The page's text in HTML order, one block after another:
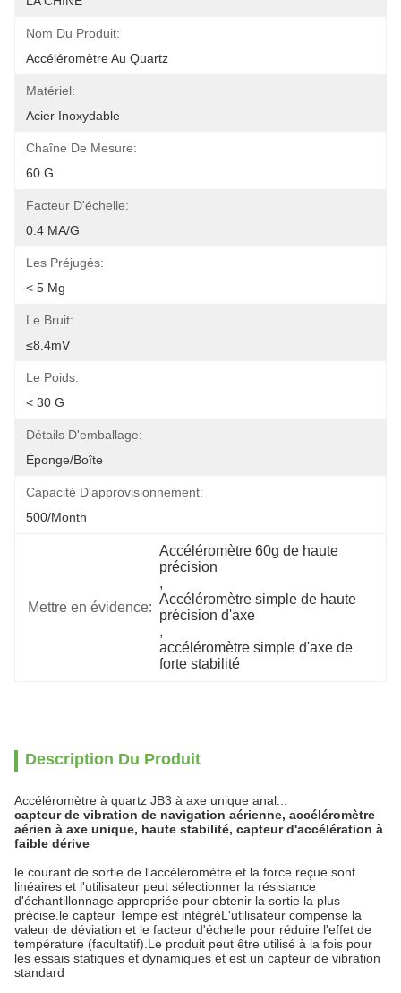
Nom Du Produit:
Accéléromètre Au Quartz
Matériel:
Acier Inoxydable
Chaîne De Mesure:
60 G
Facteur D'échelle:
0.4 MA/g
Les Préjugés:
< 5 Mg
Le Bruit:
≤8.4mV
Le Poids:
< 30 G
Détails D'emballage:
Éponge/boîte
Capacité D'approvisionnement:
500/month
Mettre en évidence:
Accéléromètre 60g de haute
précision
,
Accéléromètre simple de haute
précision d'axe
,
accéléromètre simple d'axe de
forte stabilité
Description Du Produit
Accéléromètre à quartz JB3 à axe unique anal...
capteur de vibration de navigation aérienne, accéléromètre
aérien à axe unique, haute stabilité, capteur d'accélération à
faible dérive
le courant de sortie de l'accéléromètre et la force reçue sont
linéaires et l'utilisateur peut sélectionner la résistance
d'échantillonnage appropriée pour obtenir la sortie la plus
précise.le capteur Tempe est intégréL'utilisateur compense la
valeur de déviation et le facteur d'échelle pour réduire l'effet de
température (facultatif).Le produit peut être utilisé à la fois pour
les essais statiques et dynamiques et est un capteur de vibration
standard